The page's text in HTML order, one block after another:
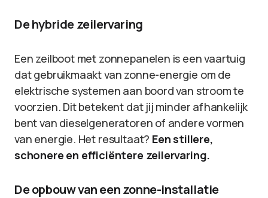
De hybride zeilervaring
Een zeilboot met zonnepanelen is een vaartuig
dat gebruikmaakt van zonne-energie om de
elektrische systemen aan boord van stroom te
voorzien. Dit betekent dat jij minder afhankelijk
bent van dieselgeneratoren of andere vormen
van energie. Het resultaat? Een stillere,
schonere en efficiëntere zeilervaring.
De opbouw van een zonne-installatie